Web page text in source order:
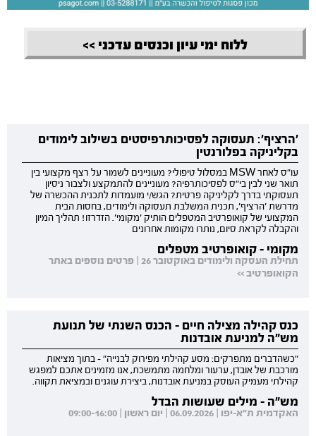
ללוח ימי עיון וכנסים עדכני >>
'הרציף': תעסוקה לפסיכותרפיסטים בשילוב לימודים
בקליניקה בפלורנטין
עו"ס לאחר MSW במסלול טיפולי? מעוניינים לשמור על רצף מקצועי בין
תואר שני לבין בי"ס לפסיכותרפיה? מעוניינים להתמקצע ולצבור ניסיון
תעסוקתי בדרך לקליניקה פרטית? הגש/י מועמדות לתכנית ההכשרה של
מדרשת 'הרציף', תכנית המשלבת תעסוקה ולימודים, בחסות הבית
המקצועי של קואופרטיב המטפלים הותיק 'מקומי'. הזדרזו! תהליך המיון
והקבלה לקראת סיום, נותרו מקומות אחרונים
מקומי - קואופרטיב מטפלים
תחילת העסקה ולימודים באוקטובר 26 | פרטים נוספים באתר
הקואופרטיב >>
כנס קהילה מצילה חיים - הכנס השנתי של תנועת
מש"ה למניעת אובדנות
"כשהדברים מתפרקים: מסע קהילתי מפירוק לבנייה" - בתוך מציאות
מורכבת של אובדן, ערעור ומלחמה מתמשכת, אנו מזמינים אתכם למפגש
קהילתי מעמיק העוסק במניעת אובדנות, ביצירת עוגנים ובמציאת תקווה.
מש"ה - מילים שעושות הבדל
האקדמית ת"א-יפו | 06.09.2026 | יום ראשון | 09:00-16:00